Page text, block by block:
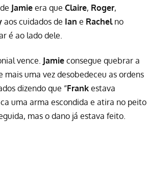
Jamie era que Claire, Roger,
aos cuidados de Ian e Rachelno
é ao lado dele.
vence. Jamie consegue quebrar a
mais uma vez desobedeceu as ordens
dizendo que “Frank estava
uma arma escondida e atira no peito
mas o dano já estava feito.